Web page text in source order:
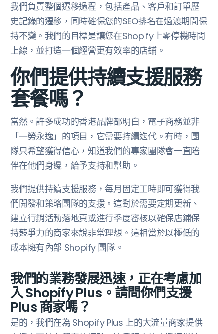
我們負責整個遷移過程，包括產品、客戶和訂單歷
史記錄的遷移，同時確保您的SEO排名在過渡期間保
持不變。我們的目標是讓您在Shopify上零停機時間
上線，並打造一個經營更有效率的店鋪。
你們提供持續支援服務
套餐嗎？
當然。許多成功的香港品牌都明白，電子商務並非
「一勞永逸」的項目，它需要持續迭代。有時，團
隊只希望獲得信心，知道我們的專家團隊會一直陪
伴在他們身邊，給予支持和幫助。
我們提供持續支援服務，每月固定工時即可獲得我
們開發和策略團隊的支援。這對於需要定期更新、
建立行銷活動落地頁或進行季度審核以確保店鋪保
持競爭力的商家來說非常理想。這相當於以極低的
成本擁有內部 Shopify 團隊。
我們的業務發展迅速，正在考慮加
入 Shopify Plus。請問你們支援
Plus 商家嗎？
是的，我們在為 Shopify Plus 上的大流量商家提供